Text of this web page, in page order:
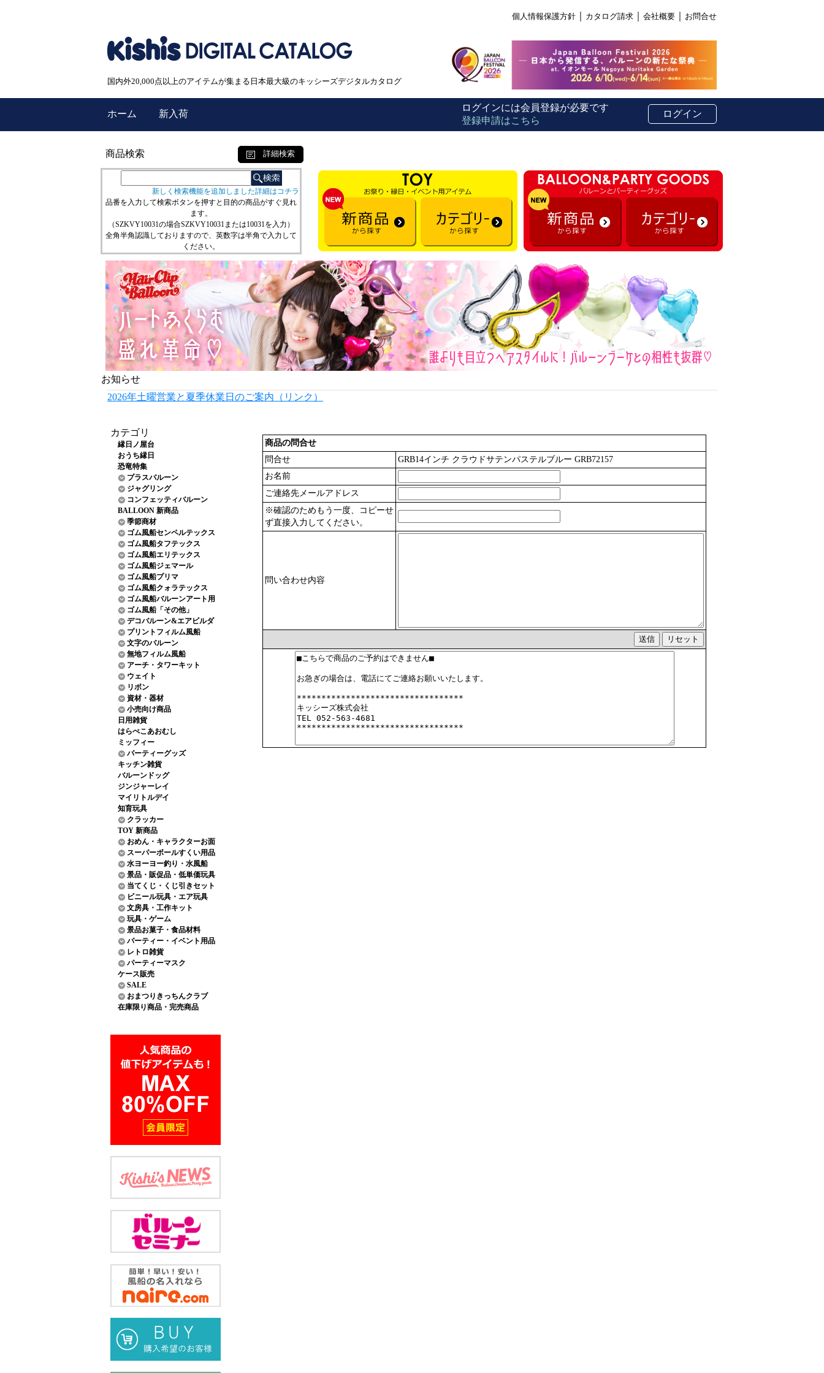
個人情報保護方針 カタログ請求 会社概要 お問合せ
国内外20,000点以上のアイテムが集まる日本最大級のキッシーズデジタルカタログ
ホーム 新入荷
ログインには会員登録が必要です
登録申請はこちら
ログイン
商品検索 詳細検索
新しく検索機能を追加しました詳細はコチラ
品番を入力して検索ボタンを押すと目的の商品がすぐ見れ
ます。
（SZKVY10031の場合SZKVY10031または10031を入力）
全角半角認識しておりますので、英数字は半角で入力して
ください。
お知らせ
2026年土曜営業と夏季休業日のご案内（リンク）
カテゴリ
縁日ノ屋台
おうち縁日
恐竜特集
プラスバルーン
ジャグリング
コンフェッティバルーン
BALLOON 新商品
季節商材
ゴム風船センペルテックス
ゴム風船タフテックス
ゴム風船エリテックス
ゴム風船ジェマール
ゴム風船プリマ
ゴム風船クォラテックス
ゴム風船バルーンアート用
ゴム風船「その他」
デコバルーン&エアビルダ
プリントフィルム風船
文字のバルーン
無地フィルム風船
アーチ・タワーキット
ウェイト
リボン
資材・器材
小売向け商品
日用雑貨
はらぺこあおむし
ミッフィー
パーティーグッズ
キッチン雑貨
バルーンドッグ
ジンジャーレイ
マイリトルデイ
知育玩具
クラッカー
TOY 新商品
おめん・キャラクターお面
スーパーボールすくい用品
水ヨーヨー釣り・水風船
景品・販促品・低単価玩具
当てくじ・くじ引きセット
ビニール玩具・エア玩具
文房具・工作キット
玩具・ゲーム
景品お菓子・食品材料
パーティー・イベント用品
レトロ雑貨
パーティーマスク
ケース販売
SALE
おまつりきっちんクラブ
在庫限り商品・完売商品
商品の問合せ
問合せ
GRB14インチ クラウドサテンパステルブルー GRB72157
お名前
ご連絡先メールアドレス
※確認のためもう一度、コピーせ
ず直接入力してください。
問い合わせ内容